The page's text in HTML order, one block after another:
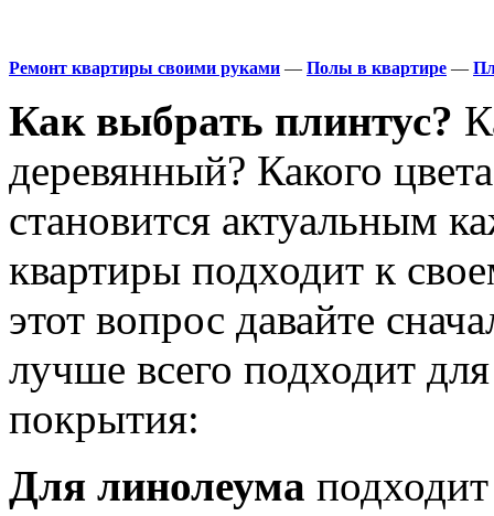
Ремонт квартиры своими руками — Полы в квартире —
Как выбрать плинтус?
деревянный? Какого
становится актуальным
квартиры подходит к
этот вопрос давайте
лучше всего подходит
покрытия:
Для линолеума